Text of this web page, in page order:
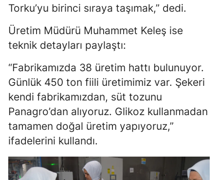
Torku’yu birinci sıraya taşımak,” dedi.
Üretim Müdürü Muhammet Keleş ise
teknik detayları paylaştı:
“Fabrikamızda 38 üretim hattı bulunuyor.
Günlük 450 ton fiili üretimimiz var. Şekeri
kendi fabrikamızdan, süt tozunu
Panagro’dan alıyoruz. Glikoz kullanmadan
tamamen doğal üretim yapıyoruz,”
ifadelerini kullandı.